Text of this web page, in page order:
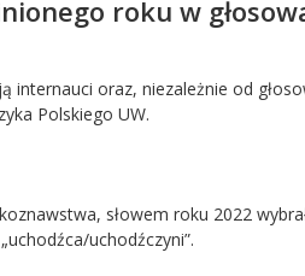
roku w
internauci oraz, niezależnie od
Polskiego UW.
słowem roku 2022
uchodźczyni”.